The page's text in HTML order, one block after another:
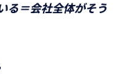
る＝会社全体がそう